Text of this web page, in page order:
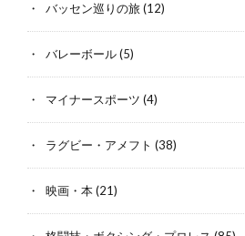
バッセン巡りの旅(12)
バレーボール(5)
マイナースポーツ (4)
ラグビー・アメフト (38)
映画・本(21)